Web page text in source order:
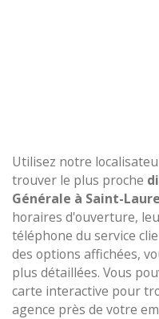
Utilisez notre
trouver le plus proche
Générale à Saint-
horaires d'ouverture,
téléphone du service
des options affichées,
plus détaillées. Vous
carte interactive pour
agence près de votre